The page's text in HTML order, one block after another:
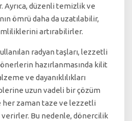
Ayrıca, düzenli temizlik ve
ömrü daha da uzatılabilir,
artırabilirler.
radyan taşları, lezzetli
hazırlanmasında kilit
ve dayanıklılıkları
uzun vadeli bir çözüm
zaman taze ve lezzetli
Bu nedenle, dönercilik